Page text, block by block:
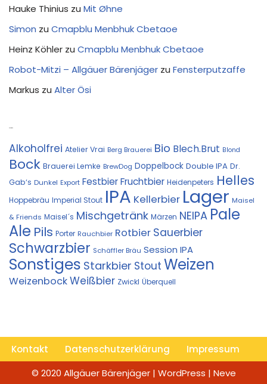
Hauke Thinius zu Mit Øhne
Simon zu Cmapblu Menbhuk Cbetaoe
Heinz Köhler zu Cmapblu Menbhuk Cbetaoe
Robot-Mitzi – Allgäuer Bärenjäger zu Fensterputzaffe
Markus zu Alter Ösi
Alkoholfrei Atelier Vrai Berg Brauerei Bio Blech.Brut Blond
Bock Brauerei Lemke BrewDog Doppelbock Double IPA Dr.
Gab‘s Dunkel Export FestbierFruchtbier Heidenpeters Helles
Hoppebräu Imperial Stout IPA Kellerbier Lager Maisel
& Friends Maisel´s Mischgetränk Märzen NEIPA Pale
Ale Pils Porter Rauchbier Rotbier Sauerbier
Schwarzbier Schäffler Bräu Session IPA
Sonstiges Starkbier Stout Weizen
WeizenbockWeißbier Zwickl Überquell
Kontakt Datenschutzerklärung
Impressum
© 2020 Allgäuer Bärenjäger | WordPress | Neve